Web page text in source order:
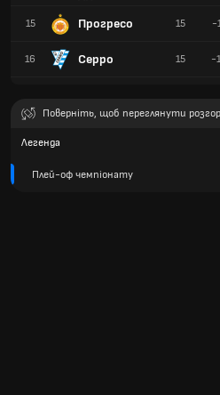
15 Прогресо
16 Серро
15 -
15 -
Поверніть, щоб переглянути
Легенда
Плей-оф чемпіонату